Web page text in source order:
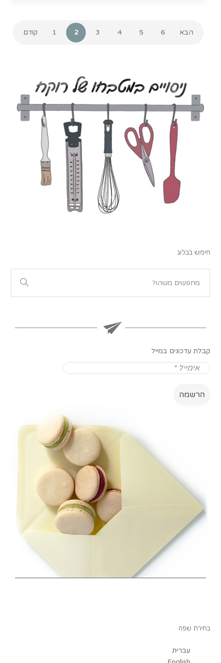
קודם 1 2 3 4 5 6 הבא
חיפוש בבלוג
קבלת עדכונים במייל
בחירת שפה
עברית